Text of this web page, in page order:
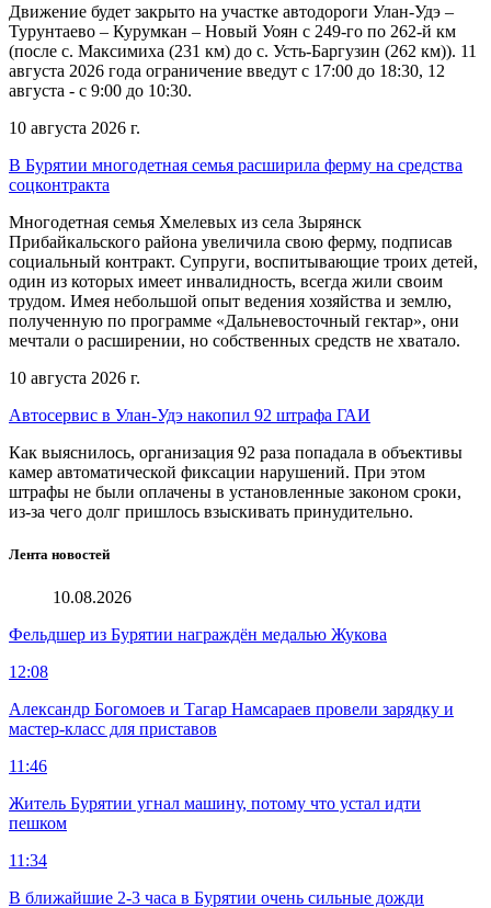
Движение будет закрыто на участке автодороги Улан-Удэ –
Турунтаево – Курумкан – Новый Уоян с 249-го по 262-й км
(после с. Максимиха (231 км) до с. Усть-Баргузин (262 км)). 11
августа 2026 года ограничение введут с 17:00 до 18:30, 12
августа - с 9:00 до 10:30.
10 августа 2026 г.
В Бурятии многодетная семья расширила ферму на средства
соцконтракта
Многодетная семья Хмелевых из села Зырянск
Прибайкальского района увеличила свою ферму, подписав
социальный контракт. Супруги, воспитывающие троих детей,
один из которых имеет инвалидность, всегда жили своим
трудом. Имея небольшой опыт ведения хозяйства и землю,
полученную по программе «Дальневосточный гектар», они
мечтали о расширении, но собственных средств не хватало.
10 августа 2026 г.
Автосервис в Улан-Удэ накопил 92 штрафа ГАИ
Как выяснилось, организация 92 раза попадала в объективы
камер автоматической фиксации нарушений. При этом
штрафы не были оплачены в установленные законом сроки,
из-за чего долг пришлось взыскивать принудительно.
Лента новостей
10.08.2026
Фельдшер из Бурятии награждён медалью Жукова
12:08
Александр Богомоев и Тагар Намсараев провели зарядку и
мастер-класс для приставов
11:46
Житель Бурятии угнал машину, потому что устал идти
пешком
11:34
В ближайшие 2-3 часа в Бурятии очень сильные дожди